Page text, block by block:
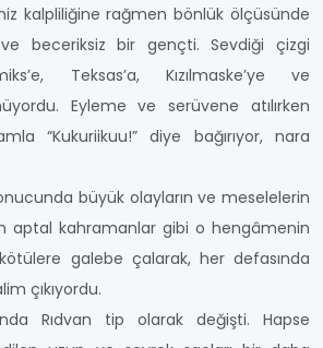
kalpliliğine rağmen bönlük ölçüsünde
beceriksiz bir gençti. Sevdiği çizgi
Teksas’a, Kızılmaske’ye ve
Eyleme ve serüvene atılırken
“Kukuriikuu!” diye bağırıyor, nara
büyük olayların ve meselelerin
aptal kahramanlar gibi o hengâmenin
galebe çalarak, her defasında
çıkıyordu.
Rıdvan tip olarak değişti. Hapse